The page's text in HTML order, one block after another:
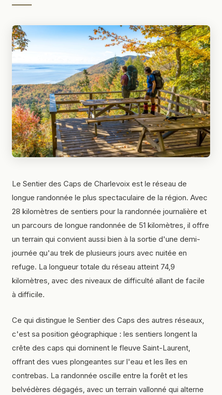
Le Sentier des Caps de Charlevoix est le réseau de
longue randonnée le plus spectaculaire de la région. Avec
28 kilomètres de sentiers pour la randonnée journalière et
un parcours de longue randonnée de 51 kilomètres, il offre
un terrain qui convient aussi bien à la sortie d'une demi-
journée qu'au trek de plusieurs jours avec nuitée en
refuge. La longueur totale du réseau atteint 74,9
kilomètres, avec des niveaux de difficulté allant de facile
à difficile.
Ce qui distingue le Sentier des Caps des autres réseaux,
c'est sa position géographique : les sentiers longent la
crête des caps qui dominent le fleuve Saint-Laurent,
offrant des vues plongeantes sur l'eau et les îles en
contrebas. La randonnée oscille entre la forêt et les
belvédères dégagés, avec un terrain vallonné qui alterne